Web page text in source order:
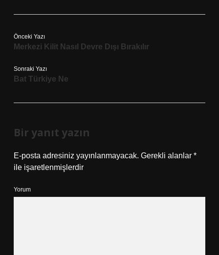
Önceki Yazı
Merkezi Kilit Nasıl Devre Dışı Bırakılır
Sonraki Yazı
Bat Türkiye Ne
Bir yanıt yazın
E-posta adresiniz yayınlanmayacak. Gerekli alanlar *
ile işaretlenmişlerdir
Yorum